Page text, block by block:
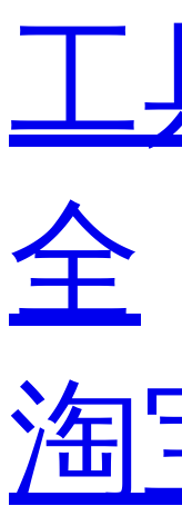
工
全
淘